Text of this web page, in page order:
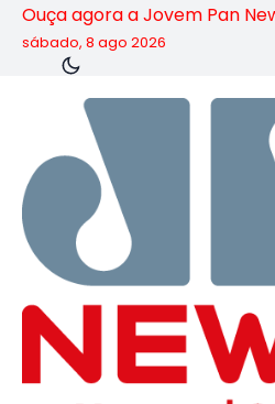
Ouça agora a Jovem Pan
sábado, 8 ago 2026